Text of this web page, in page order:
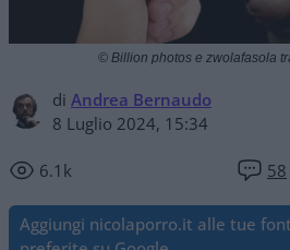
di Andrea Bernaudo
8 Luglio 2024, 15:34
6.1k 58
© Billion photos e zwolafasola
Aggiungi nicolaporro.it alle tue